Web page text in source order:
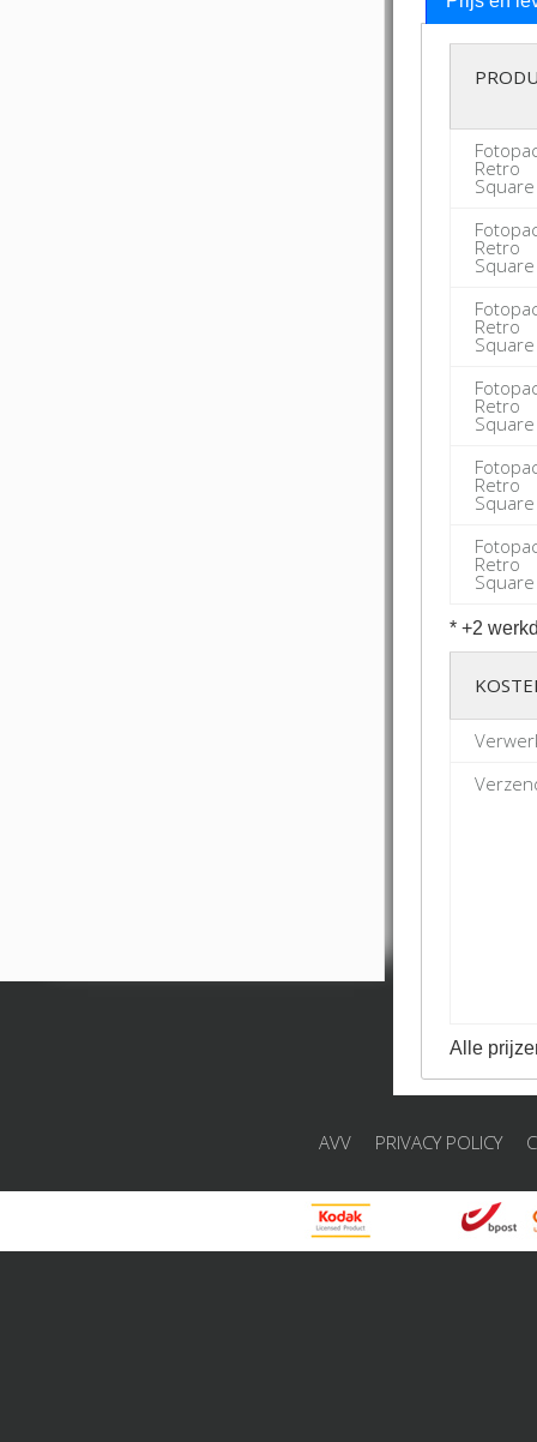
Retro
Square
Retro
Square
Retro
Square
Retro
Square
Retro
Square
Retro
Square
* +2
Alle
AVV PRIVACY POLICY